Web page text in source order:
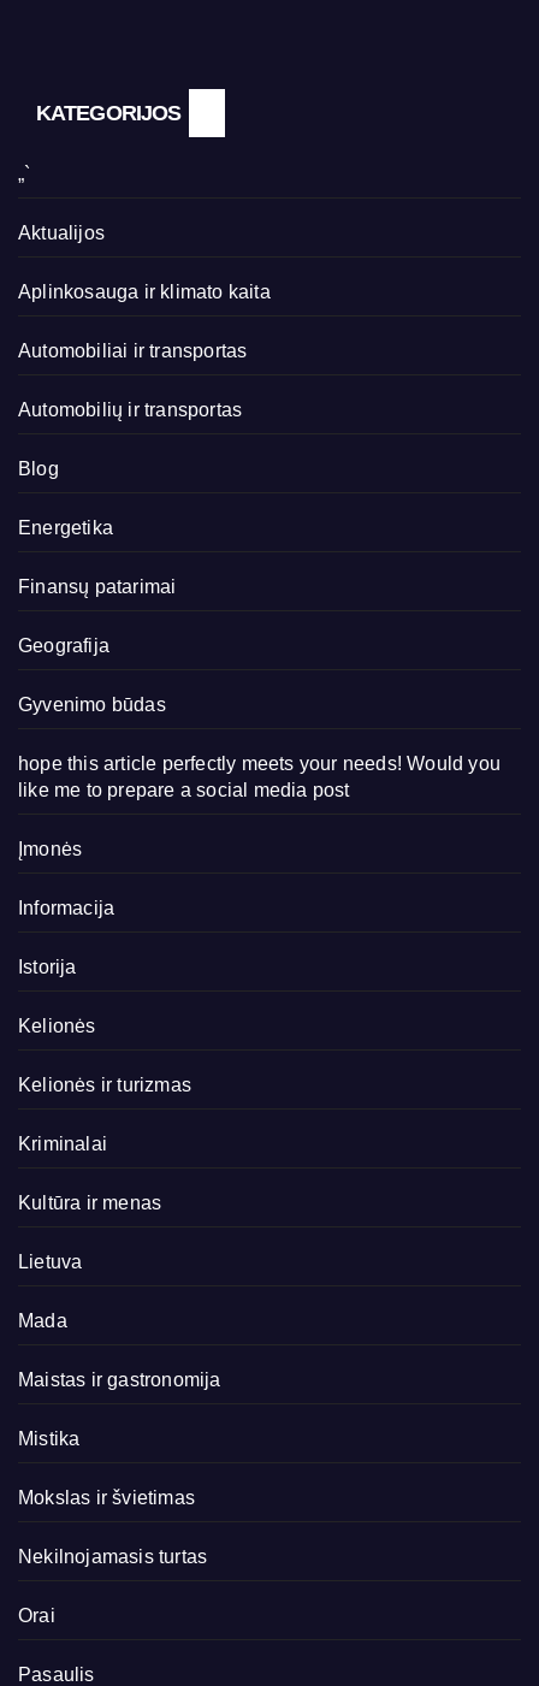
KATEGORIJOS
„`
Aktualijos
Aplinkosauga ir klimato kaita
Automobiliai ir transportas
Automobilių ir transportas
Blog
Energetika
Finansų patarimai
Geografija
Gyvenimo būdas
hope this article perfectly meets your needs! Would you
like me to prepare a social media post
Įmonės
Informacija
Istorija
Kelionės
Kelionės ir turizmas
Kriminalai
Kultūra ir menas
Lietuva
Mada
Maistas ir gastronomija
Mistika
Mokslas ir švietimas
Nekilnojamasis turtas
Orai
Pasaulis